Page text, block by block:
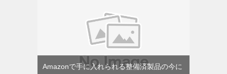
Amazonで手に入れられる整備済製品の今に